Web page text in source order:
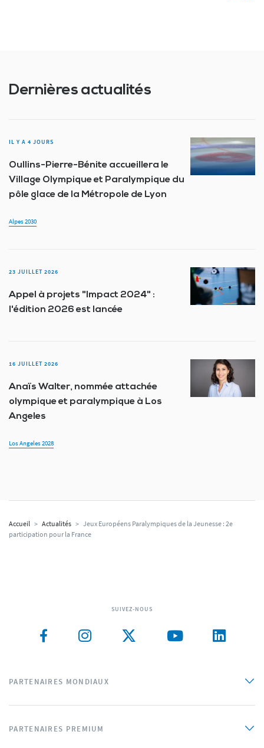
Dernières actualités
IL Y A 4 JOURS
Oullins-Pierre-Bénite accueillera le
Village Olympique et Paralympique du
pôle glace de la Métropole de Lyon
Alpes 2030
23 JUILLET 2026
Appel à projets "Impact 2024" :
l'édition 2026 est lancée
16 JUILLET 2026
Anaïs Walter, nommée attachée
olympique et paralympique à Los
Angeles
Los Angeles 2028
Accueil > Actualités > Jeux Européens Paralympiques de la Jeunesse : 2e
participation pour la France
SUIVEZ-NOUS
PARTENAIRES MONDIAUX
PARTENAIRES PREMIUM